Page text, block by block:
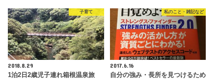
子育て
2018.8.29
1泊2日2歳児子連れ箱根温泉旅
私のこと・雑記など
2017.6.16
自分の強み・長所を見つけるため